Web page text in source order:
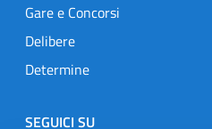
Gare e Concorsi
Delibere
Determine
SEGUICI SU